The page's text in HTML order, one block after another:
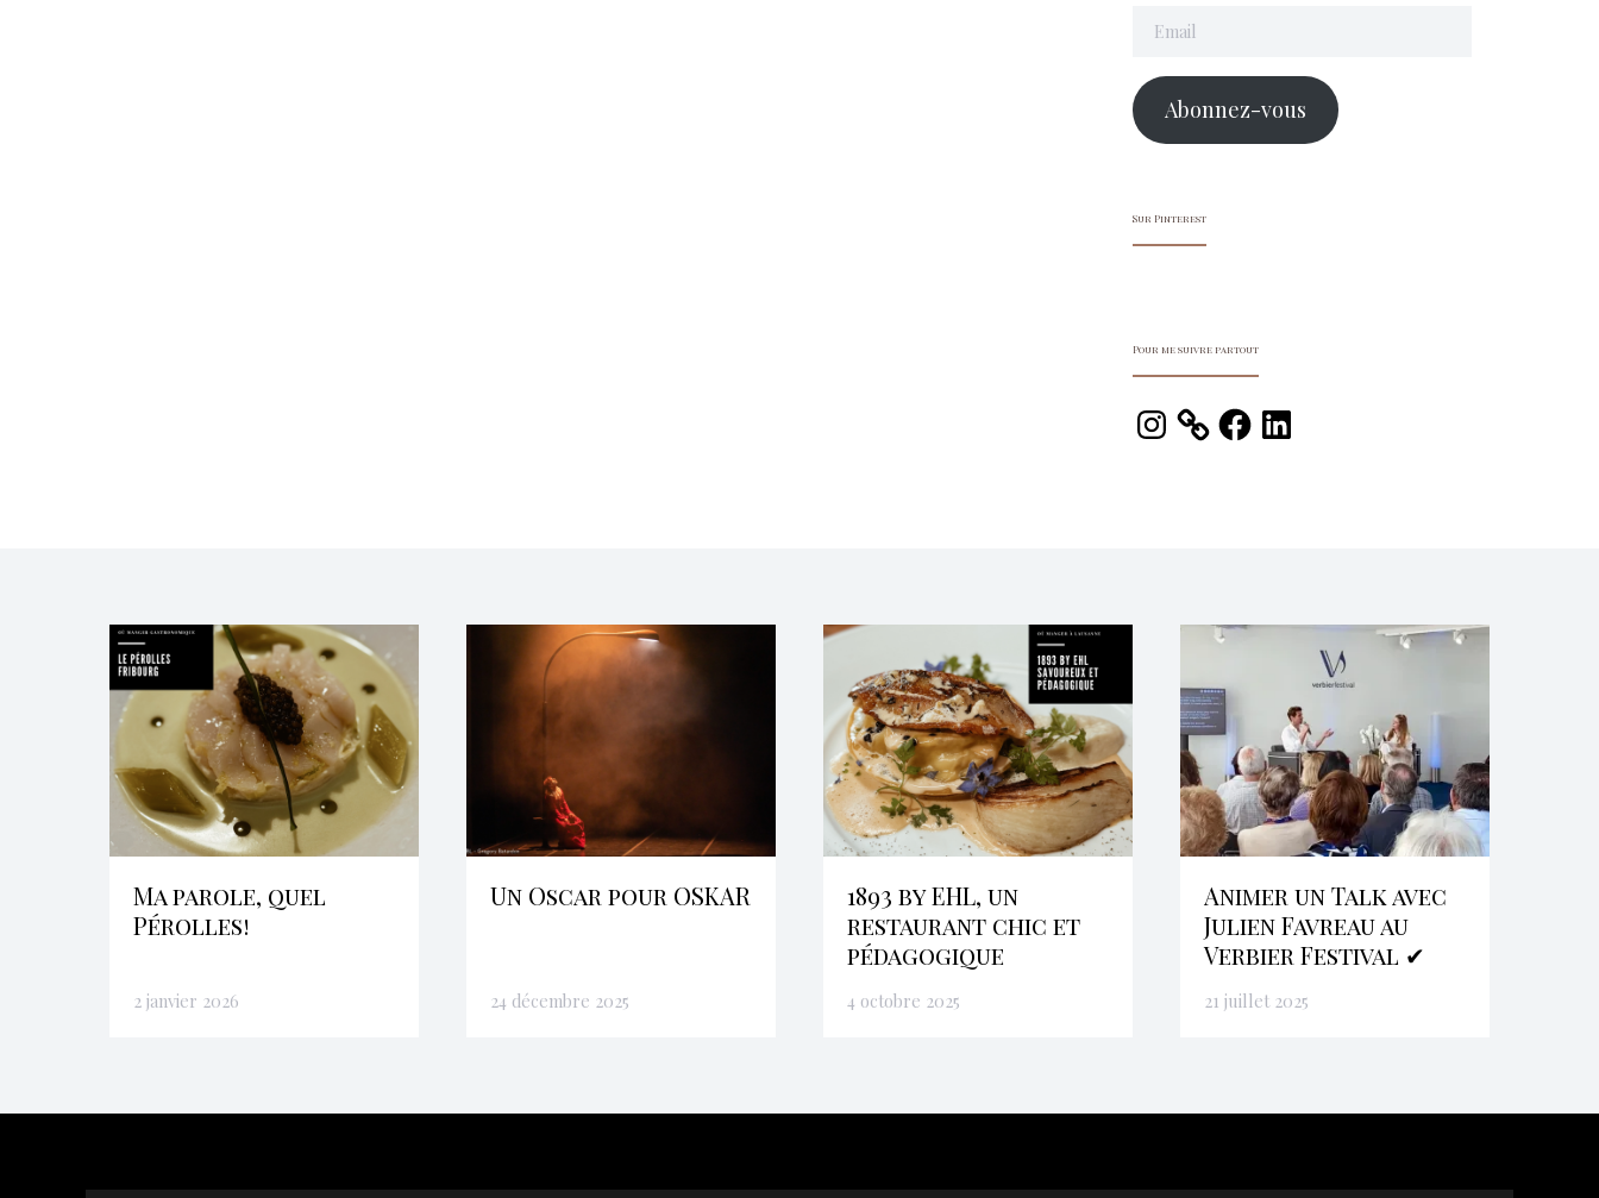
Abonnez-vous
Sur Pinterest
Pour me suivre partout
Instagram FacebookLinkedIn
Ma parole, quel
Pérolles!
2 janvier 2026
Un Oscar pour OSKAR
24 décembre 2025
1893 by EHL, un
restaurant chic et
pédagogique
4 octobre 2025
Animer un Talk avec
Julien Favreau au
Verbier Festival ✔
21 juillet 2025